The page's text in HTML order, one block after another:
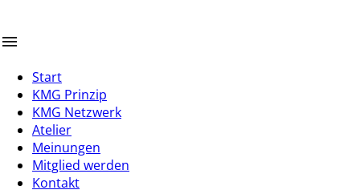
Start
KMG Prinzip
KMG Netzwerk
Atelier
Meinungen
Mitglied werden
Kontakt